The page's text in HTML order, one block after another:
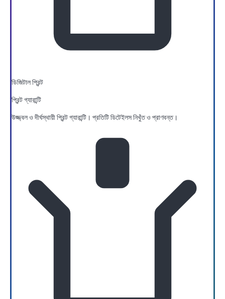
ডিজিটাল প্রিন্ট
প্রিন্ট গ্যারান্টি
উজ্জ্বল ও দীর্ঘস্থায়ী প্রিন্ট গ্যারান্টি। প্রতিটি ডিটেইলস নিখুঁত ও প্রাণবন্ত।